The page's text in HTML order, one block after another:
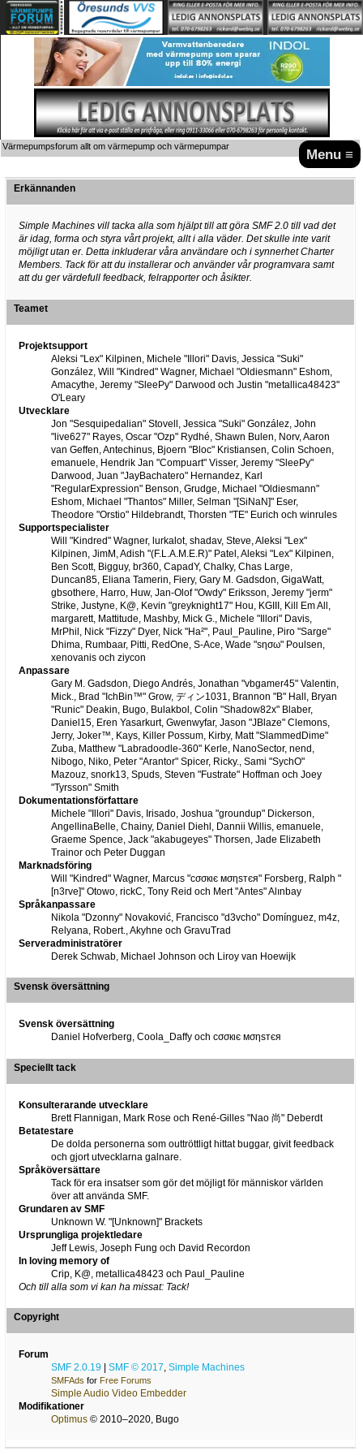
Menu ≡
Värmepumpsforum allt om värmepump och värmepumpar
Erkännanden
Simple Machines vill tacka alla som hjälpt till att göra SMF 2.0 till vad det
är idag, forma och styra vårt projekt, allt i alla väder. Det skulle inte varit
möjligt utan er. Detta inkluderar våra användare och i synnerhet Charter
Members. Tack för att du installerar och använder vår programvara samt
att du ger värdefull feedback, felrapporter och åsikter.
Teamet
Projektsupport
Aleksi "Lex" Kilpinen, Michele "Illori" Davis, Jessica "Suki"
González, Will "Kindred" Wagner, Michael "Oldiesmann" Eshom,
Amacythe, Jeremy "SleePy" Darwood och Justin "metallica48423"
O'Leary
Utvecklare
Jon "Sesquipedalian" Stovell, Jessica "Suki" González, John
"live627" Rayes, Oscar "Ozp" Rydhé, Shawn Bulen, Norv, Aaron
van Geffen, Antechinus, Bjoern "Bloc" Kristiansen, Colin Schoen,
emanuele, Hendrik Jan "Compuart" Visser, Jeremy "SleePy"
Darwood, Juan "JayBachatero" Hernandez, Karl
"RegularExpression" Benson, Grudge, Michael "Oldiesmann"
Eshom, Michael "Thantos" Miller, Selman "[SiNaN]" Eser,
Theodore "Orstio" Hildebrandt, Thorsten "TE" Eurich och winrules
Supportspecialister
Will "Kindred" Wagner, lurkalot, shadav, Steve, Aleksi "Lex"
Kilpinen, JimM, Adish "(F.L.A.M.E.R)" Patel, Aleksi "Lex" Kilpinen,
Ben Scott, Bigguy, br360, CapadY, Chalky, Chas Large,
Duncan85, Eliana Tamerin, Fiery, Gary M. Gadsdon, GigaWatt,
gbsothere, Harro, Huw, Jan-Olof "Owdy" Eriksson, Jeremy "jerm"
Strike, Justyne, K@, Kevin "greyknight17" Hou, KGIII, Kill Em All,
margarett, Mattitude, Mashby, Mick G., Michele "Illori" Davis,
MrPhil, Nick "Fizzy" Dyer, Nick "Ha²", Paul_Pauline, Piro "Sarge"
Dhima, Rumbaar, Pitti, RedOne, S-Ace, Wade "sησω" Poulsen,
xenovanis och ziycon
Anpassare
Gary M. Gadsdon, Diego Andrés, Jonathan "vbgamer45" Valentin,
Mick., Brad "IchBin™" Grow, ディン1031, Brannon "B" Hall, Bryan
"Runic" Deakin, Bugo, Bulakbol, Colin "Shadow82x" Blaber,
Daniel15, Eren Yasarkurt, Gwenwyfar, Jason "JBlaze" Clemons,
Jerry, Joker™, Kays, Killer Possum, Kirby, Matt "SlammedDime"
Zuba, Matthew "Labradoodle-360" Kerle, NanoSector, nend,
Nibogo, Niko, Peter "Arantor" Spicer, Ricky., Sami "SychO"
Mazouz, snork13, Spuds, Steven "Fustrate" Hoffman och Joey
"Tyrsson" Smith
Dokumentationsförfattare
Michele "Illori" Davis, Irisado, Joshua "groundup" Dickerson,
AngellinaBelle, Chainy, Daniel Diehl, Dannii Willis, emanuele,
Graeme Spence, Jack "akabugeyes" Thorsen, Jade Elizabeth
Trainor och Peter Duggan
Marknadsföring
Will "Kindred" Wagner, Marcus "cσσкιє мσηѕтєя" Forsberg, Ralph "
[n3rve]" Otowo, rickC, Tony Reid och Mert "Antes" Alınbay
Språkanpassare
Nikola "Dzonny" Novaković, Francisco "d3vcho" Domínguez, m4z,
Relyana, Robert., Akyhne och GravuTrad
Serveradministratörer
Derek Schwab, Michael Johnson och Liroy van Hoewijk
Svensk översättning
Svensk översättning
Daniel Hofverberg, Coola_Daffy och cσσкιє мσηѕтєя
Speciellt tack
Konsulterarande utvecklare
Brett Flannigan, Mark Rose och René-Gilles "Nao 尚" Deberdt
Betatestare
De dolda personerna som outtröttligt hittat buggar, givit feedback
och gjort utvecklarna galnare.
Språköversättare
Tack för era insatser som gör det möjligt för människor världen
över att använda SMF.
Grundaren av SMF
Unknown W. "[Unknown]" Brackets
Ursprungliga projektledare
Jeff Lewis, Joseph Fung och David Recordon
In loving memory of
Crip, K@, metallica48423 och Paul_Pauline
Och till alla som vi kan ha missat: Tack!
Copyright
Forum
SMF 2.0.19
SMF © 2017, Simple Machines
SMFAds for Free Forums
Simple Audio Video Embedder
Modifikationer
Optimus© 2010–2020, Bugo